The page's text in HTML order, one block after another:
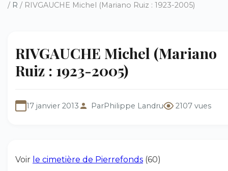
/ R / RIVGAUCHE Michel (Mariano Ruiz : 1923-2005)
RIVGAUCHE Michel (Mariano
Ruiz : 1923-2005)
17 janvier 2013 ParPhilippe Landru 2107 vues
Voir le cimetière de Pierrefonds (60)